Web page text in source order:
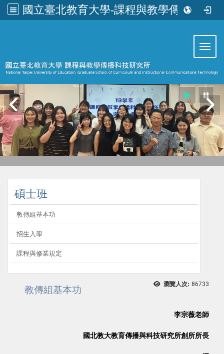
國立臺北教育大學-課程與教學傳播科技研究所
碩士班
教傳組基本功
招生入學
課程與修業規定
瀏覽人次: 86733
教傳組基本功
李宗薇老師
國北教大教育傳播與科技研究所創所所長